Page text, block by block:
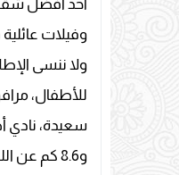
للأطفال،
و8.6 كم عن اللوفر أبوظبي… اقرأ المزيد